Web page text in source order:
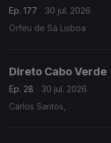
Ep. 177
30 jul. 2026
Orfeu de Sá Lisboa
Direto Cabo Verde
Ep. 28
30 jul. 2026
Carlos Santos,